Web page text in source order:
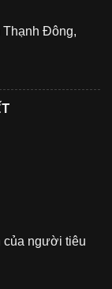
Thạnh Đông,
của người tiêu